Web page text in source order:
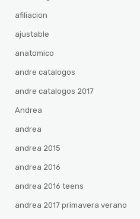
afiliacion
ajustable
anatomico
andre catalogos
andre catalogos 2017
Andrea
andrea
andrea 2015
andrea 2016
andrea 2016 teens
andrea 2017 primavera verano